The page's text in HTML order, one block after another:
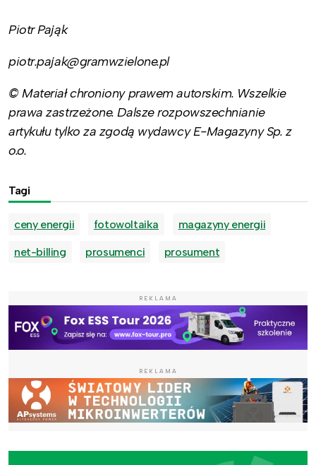
Piotr Pająk
piotr.pajak@gramwzielone.pl
© Materiał chroniony prawem autorskim. Wszelkie
prawa zastrzeżone. Dalsze rozpowszechnianie
artykułu tylko za zgodą wydawcy E-Magazyny Sp. z
o.o.
Tagi
ceny energii fotowoltaika magazyny energii
net-billing prosumenci prosument
REKLAMA
REKLAMA